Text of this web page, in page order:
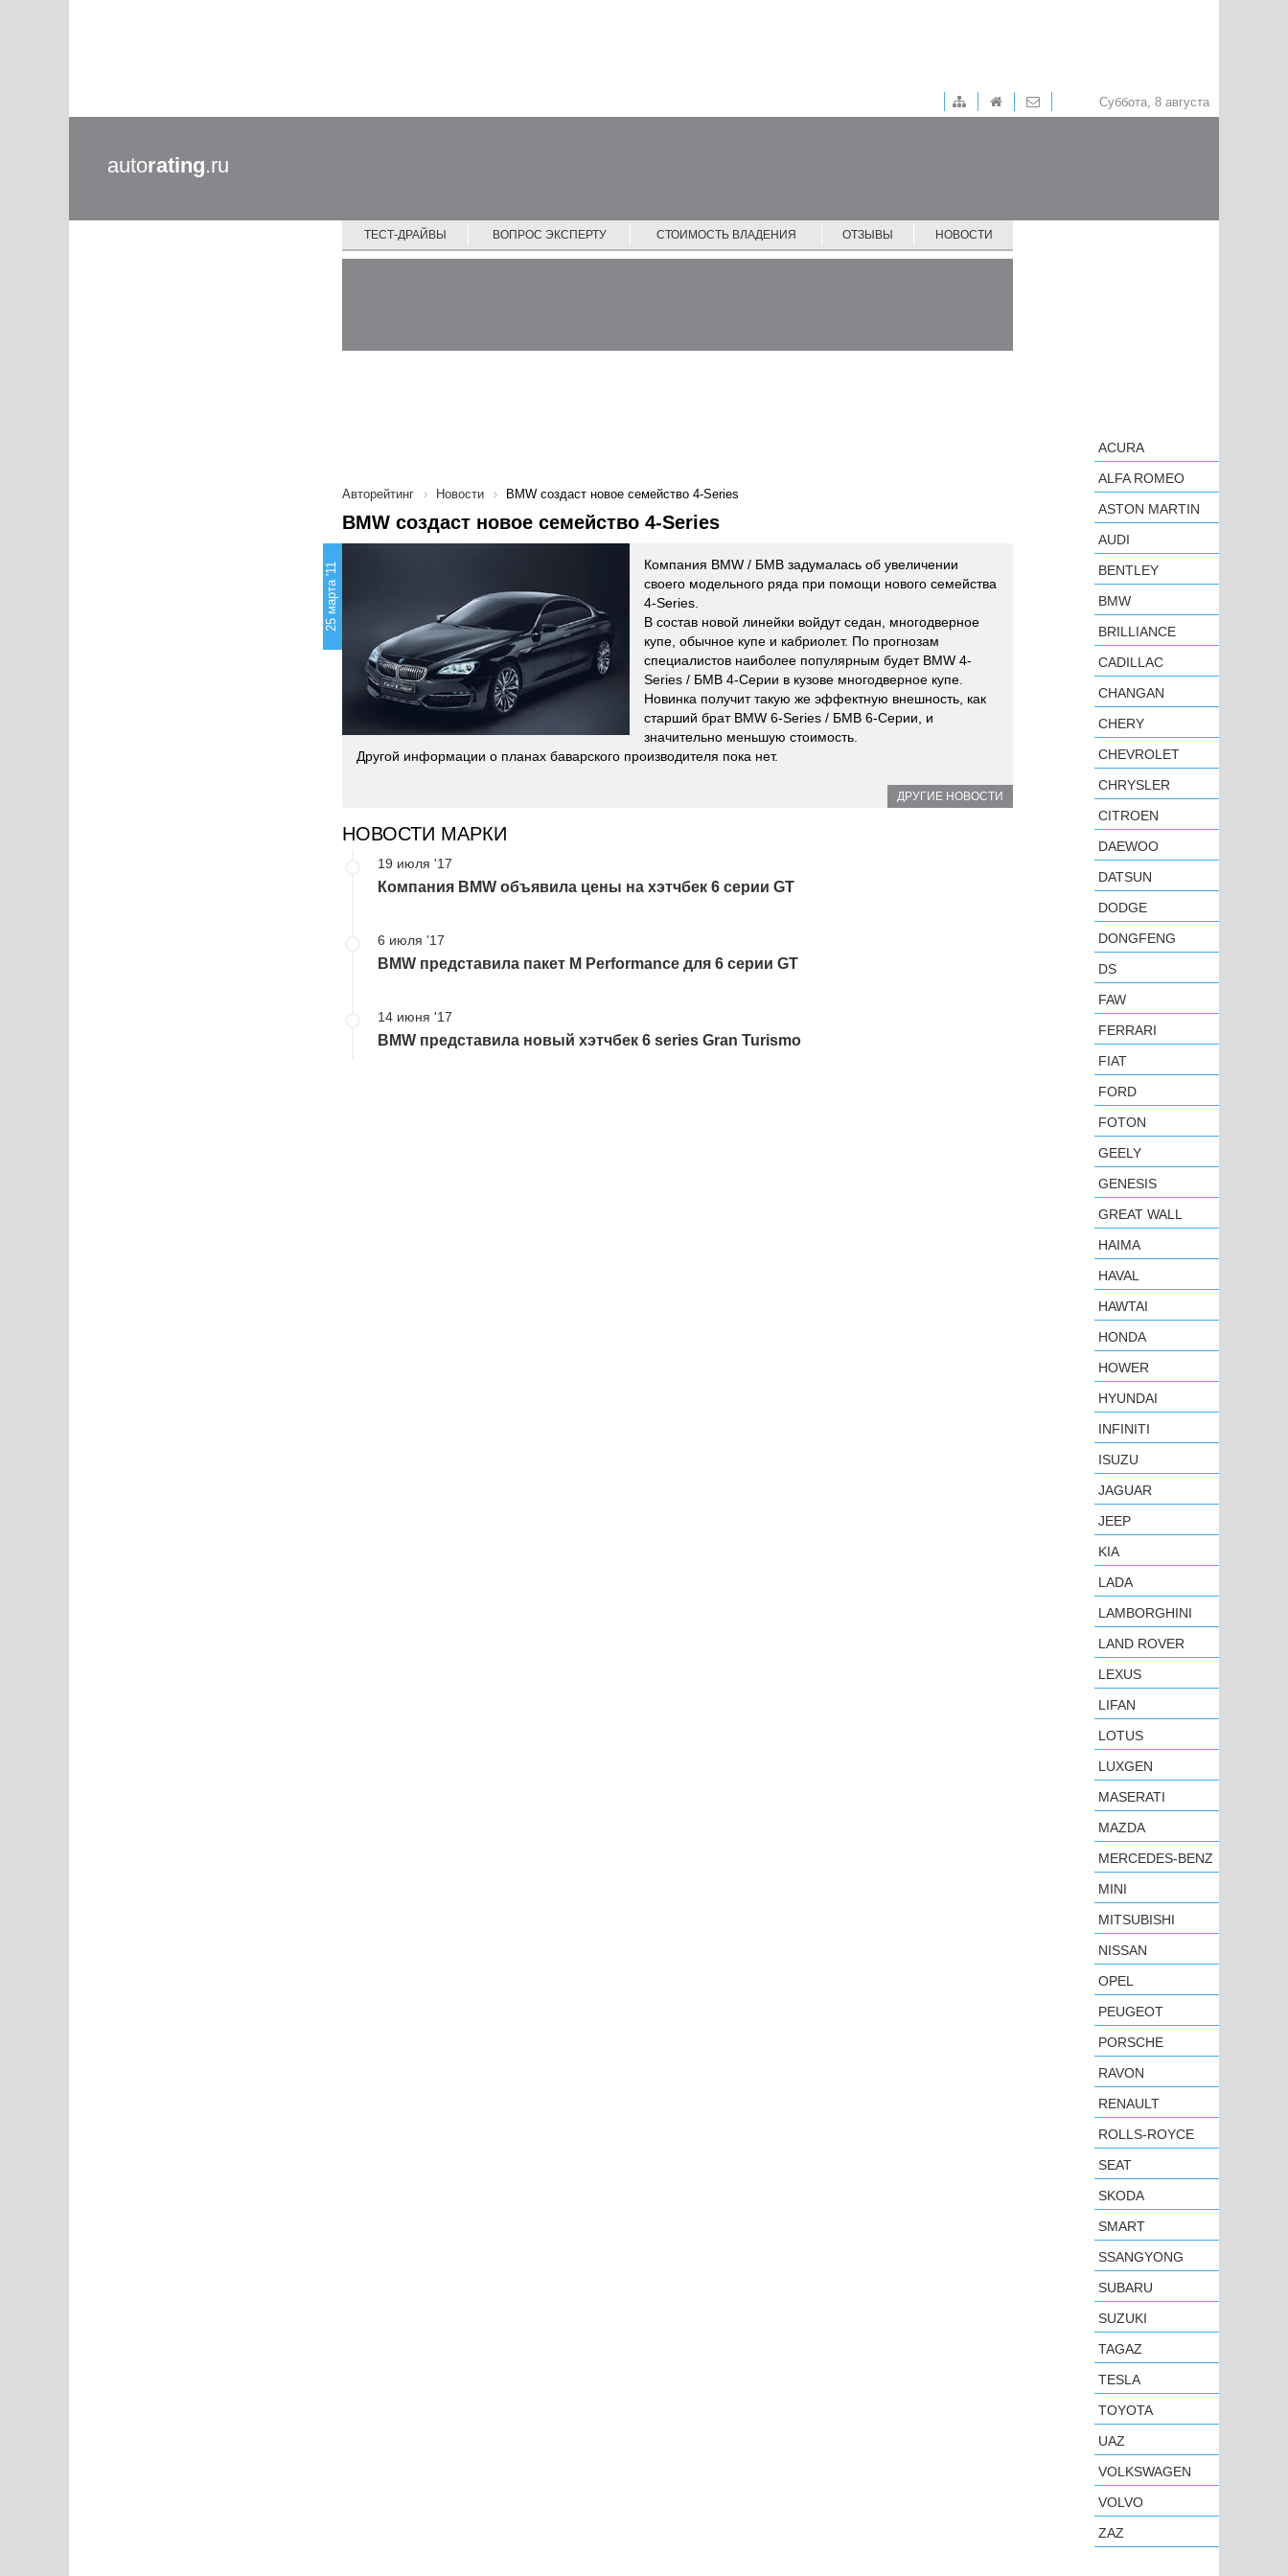
Суббота, 8 августа
autorating.ru
ТЕСТ-ДРАЙВЫ ВОПРОС ЭКСПЕРТУ СТОИМОСТЬ ВЛАДЕНИЯ ОТЗЫВЫ НОВОСТИ
Авторейтинг Новости BMW создаст новое семейство 4-Series
BMW создаст новое семейство 4-Series
25 марта '11
Компания BMW / БМВ задумалась об увеличении
своего модельного ряда при помощи нового семейства
4-Series.
В состав новой линейки войдут седан, многодверное
купе, обычное купе и кабриолет. По прогнозам
специалистов наиболее популярным будет BMW 4-
Series / БМВ 4-Серии в кузове многодверное купе.
Новинка получит такую же эффектную внешность, как
старший брат BMW 6-Series / БМВ 6-Серии, и
значительно меньшую стоимость.
Другой информации о планах баварского производителя пока нет.
ДРУГИЕ НОВОСТИ
НОВОСТИ МАРКИ
19 июля '17
Компания BMW объявила цены на хэтчбек 6 серии GT
6 июля '17
BMW представила пакет M Performance для 6 серии GT
14 июня '17
BMW представила новый хэтчбек 6 series Gran Turismo
ACURA
ALFA ROMEO
ASTON MARTIN
AUDI
BENTLEY
BMW
BRILLIANCE
CADILLAC
CHANGAN
CHERY
CHEVROLET
CHRYSLER
CITROEN
DAEWOO
DATSUN
DODGE
DONGFENG
DS
FAW
FERRARI
FIAT
FORD
FOTON
GEELY
GENESIS
GREAT WALL
HAIMA
HAVAL
HAWTAI
HONDA
HOWER
HYUNDAI
INFINITI
ISUZU
JAGUAR
JEEP
KIA
LADA
LAMBORGHINI
LAND ROVER
LEXUS
LIFAN
LOTUS
LUXGEN
MASERATI
MAZDA
MERCEDES-BENZ
MINI
MITSUBISHI
NISSAN
OPEL
PEUGEOT
PORSCHE
RAVON
RENAULT
ROLLS-ROYCE
SEAT
SKODA
SMART
SSANGYONG
SUBARU
SUZUKI
TAGAZ
TESLA
TOYOTA
UAZ
VOLKSWAGEN
VOLVO
ZAZ